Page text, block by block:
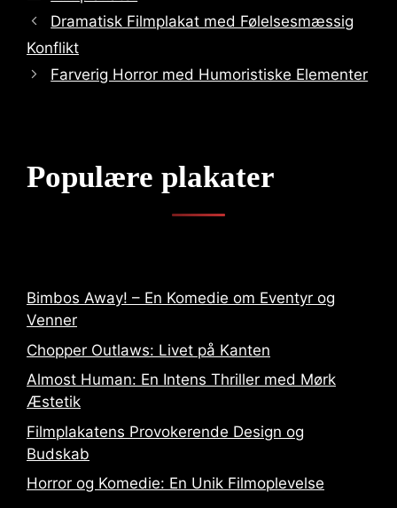
Dramatisk Filmplakat med Følelsesmæssig
Konflikt
Farverig Horror med Humoristiske Elementer
Populære plakater
Bimbos Away! – En Komedie om Eventyr og
Venner
Chopper Outlaws: Livet på Kanten
Almost Human: En Intens Thriller med Mørk
Æstetik
Filmplakatens Provokerende Design og
Budskab
Horror og Komedie: En Unik Filmoplevelse